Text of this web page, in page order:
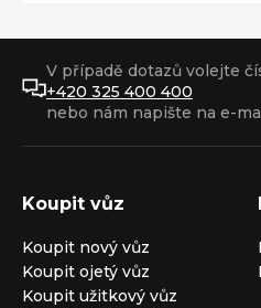
V případě dotazů volejte
+420 325 400 400
nebo nám napište na e-
Koupit vůz
Koupit nový vůz
Koupit ojetý vůz
Koupit užitkový vůz